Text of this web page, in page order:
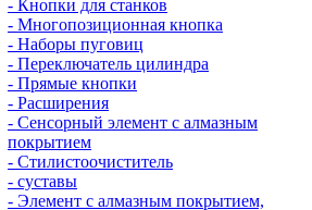
- Кнопки для станков
- Многопозиционная кнопка
- Наборы пуговиц
- Переключатель цилиндра
- Прямые кнопки
- Расширения
- Сенсорный элемент с алмазным
покрытием
- Стилистоочиститель
- суставы
- Элемент с алмазным покрытием,